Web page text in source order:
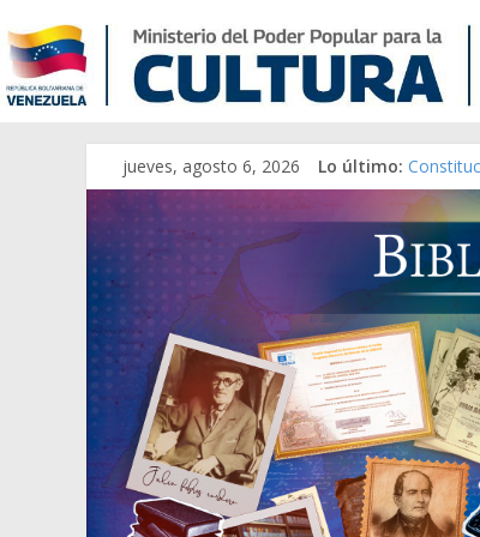
jueves, agosto 6, 2026 Lo último:
Una
Gaceta